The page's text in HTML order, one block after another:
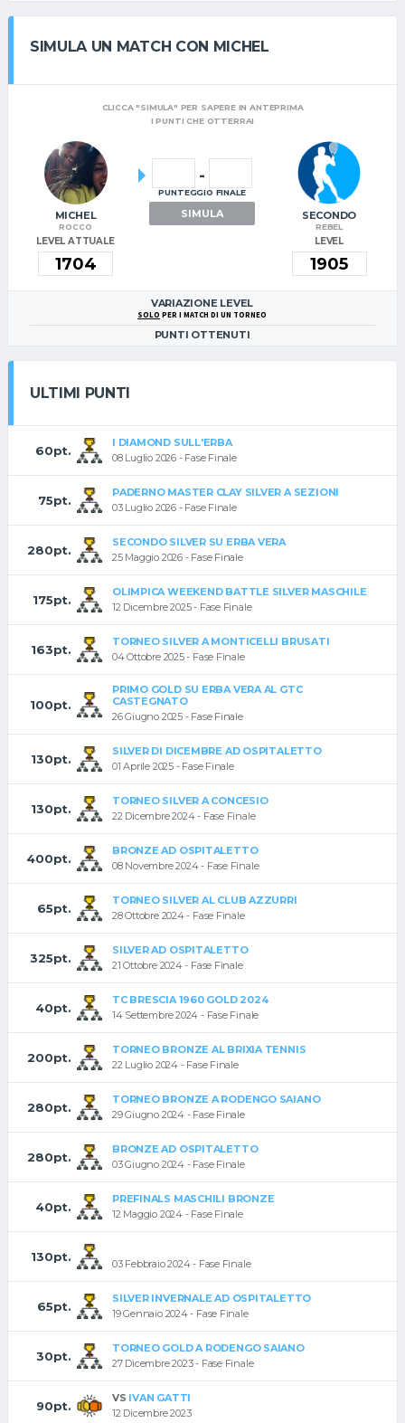
SIMULA UN MATCH CON MICHEL
CLICCA "SIMULA" PER SAPERE IN ANTEPRIMA
I PUNTI CHE OTTERRAI
MICHEL
ROCCO
LEVEL ATTUALE
-
PUNTEGGIO FINALE
SIMULA SECONDO
REBEL
LEVEL
VARIAZIONE LEVEL
SOLO PER I MATCH DI UN TORNEO
PUNTI OTTENUTI
ULTIMI PUNTI
60pt.
I DIAMOND SULL'ERBA
08 Luglio 2026 - Fase Finale
75pt.
PADERNO MASTER CLAY SILVER A SEZIONI
03 Luglio 2026 - Fase Finale
280pt.
SECONDO SILVER SU ERBA VERA
25 Maggio 2026 - Fase Finale
175pt.
OLIMPICA WEEKEND BATTLE SILVER MASCHILE
12 Dicembre 2025 - Fase Finale
163pt.
TORNEO SILVER A MONTICELLI BRUSATI
04 Ottobre 2025 - Fase Finale
100pt.
PRIMO GOLD SU ERBA VERA AL GTC
CASTEGNATO
26 Giugno 2025 - Fase Finale
130pt.
SILVER DI DICEMBRE AD OSPITALETTO
01 Aprile 2025 - Fase Finale
130pt.
TORNEO SILVER A CONCESIO
22 Dicembre 2024 - Fase Finale
400pt.
BRONZE AD OSPITALETTO
08 Novembre 2024 - Fase Finale
65pt.
TORNEO SILVER AL CLUB AZZURRI
28 Ottobre 2024 - Fase Finale
325pt.
SILVER AD OSPITALETTO
21 Ottobre 2024 - Fase Finale
40pt.
TC BRESCIA 1960 GOLD 2024
14 Settembre 2024 - Fase Finale
200pt.
TORNEO BRONZE AL BRIXIA TENNIS
22 Luglio 2024 - Fase Finale
280pt.
TORNEO BRONZE A RODENGO SAIANO
29 Giugno 2024 - Fase Finale
280pt.
BRONZE AD OSPITALETTO
03 Giugno 2024 - Fase Finale
40pt.
PREFINALS MASCHILI BRONZE
12 Maggio 2024 - Fase Finale
130pt.
03 Febbraio 2024 - Fase Finale
65pt.
SILVER INVERNALE AD OSPITALETTO
19 Gennaio 2024 - Fase Finale
30pt.
TORNEO GOLD A RODENGO SAIANO
27 Dicembre 2023 - Fase Finale
90pt.
VS IVAN GATTI
12 Dicembre 2023